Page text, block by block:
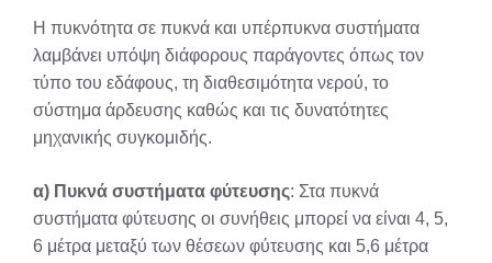
Η πυκνότητα σε πυκνά και υπέρπυκνα συστήματα
λαμβάνει υπόψη διάφορους παράγοντες όπως τον
τύπο του εδάφους, τη διαθεσιμότητα νερού, το
σύστημα άρδευσης καθώς και τις δυνατότητες
μηχανικής συγκομιδής.
α) Πυκνά συστήματα φύτευσης: Στα πυκνά
συστήματα φύτευσης οι συνήθεις μπορεί να είναι 4, 5,
6 μέτρα μεταξύ των θέσεων φύτευσης και 5,6 μέτρα